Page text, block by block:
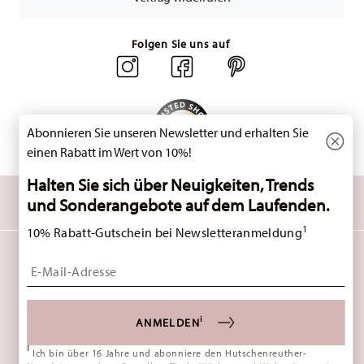
Retourenservice.
Folgen Sie uns auf
ENTDECKEN SIE UNSERE MARKEN
Design & Funktionalität für Ihr Zuhause
ALLE PREISE INKL. MWST. UNDZZGL. VERSANDKOSTEN.
EINGEBEN. EINE KOMBINATION MIT ANDEREN GUTSCHEINEN/ RABATTAKTIONEN IST
NICHT MÖGLICH. DER GUTSCHEIN IST NICHT IM NACHHINEIN VERRECHENBAR. KEINE
© 2025 ROSENTHAL GMBH. ALL RIGHTS RESERVED
Abonnieren Sie unseren Newsletter und erhalten Sie
einen Rabatt im Wert von 10%!
Halten Sie sich über Neuigkeiten, Trends
und Sonderangebote auf dem Laufenden.
10% Rabatt-Gutschein bei Newsletteranmeldung1
ANMELDENi
i Ich bin über 16 Jahre und abonniere den Hutschenreuther-